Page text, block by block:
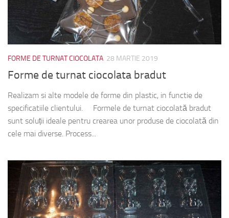
FORME DE TURNAT CIOCOLATA 28 MARTIE 2019
Forme de turnat ciocolata bradut
Realizam si alte modele de forme din plastic, in functie de
specificatiile clientului. Formele de turnat ciocolată bradut
sunt soluții ideale pentru crearea unor produse de ciocolată din
cele mai diverse. Process...